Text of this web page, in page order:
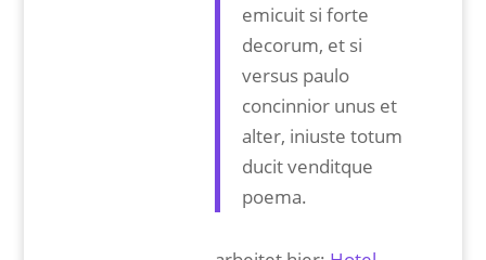
emicuit si forte
decorum, et si
versus paulo
concinnior unus et
alter, iniuste totum
ducit venditque
poema.